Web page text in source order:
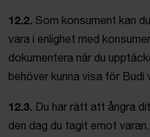
12.2. Som konsument kan
vara i enlighet med
dokumentera när du
behöver kunna visa för Budi
12.3. Du har rätt att ångra
den dag du tagit emot